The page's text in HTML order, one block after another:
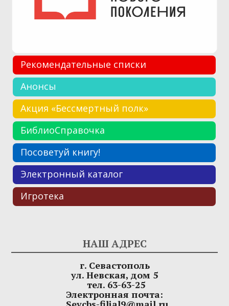
Рекомендательные списки
Анонсы
Акция «Бессмертный полк»
БиблиоСправочка
Посоветуй книгу!
Электронный каталог
Игротека
НАШ АДРЕС
г. Севастополь
ул. Невская, дом 5
тел. 63-63-25
Электронная почта: